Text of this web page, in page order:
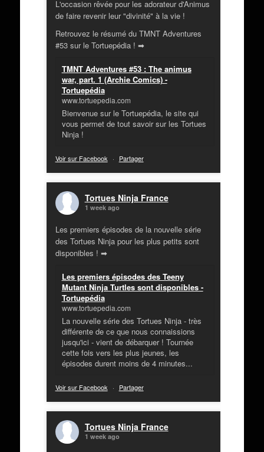
L'occasion rêvée pour les adorateur d'Animus
de faire revenir leur "divinité" à la vie !
Retrouvez le résumé du TMNT Adventures
#53 sur le Tortuepédia ! ➡
TMNT Adventures #53 : The animus
war, part. 1 (Archie Comics) -
Tortuepédia
www.tortuepedia.com
Bienvenue sur le Tortuepédia, le site qui
vous permet de tout savoir sur les Tortues
Ninja !
Voir sur Facebook · Partager
Tortues Ninja France
1 week ago
Les premiers épisodes de la nouvelle série
des Tortues Ninja pour les plus petits sont
disponibles ! ➡
Les premiers épisodes des Teeny
Mutant Ninja Turtles sont disponibles -
Tortuepédia
www.tortuepedia.com
La nouvelle série des Tortues Ninja - très
différente de ce que nous connaissions
jusqu'ici - vient de débarquer ! Tournée
cette fois vers les plus jeunes, les
épisodes durent moins de 4 minutes...
Voir sur Facebook · Partager
Tortues Ninja France
1 week ago